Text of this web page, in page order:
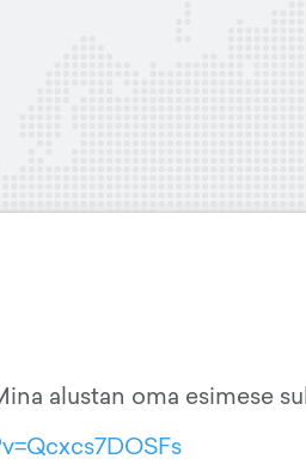
alustan oma esimese